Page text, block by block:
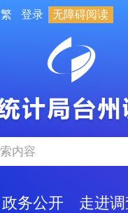
繁 登录 无障碍阅读
政务公开 走进